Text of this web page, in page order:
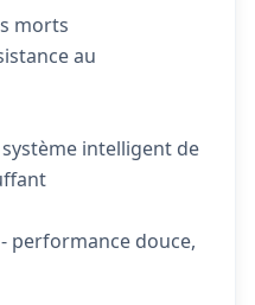
morts
au
intelligent de
performance douce,